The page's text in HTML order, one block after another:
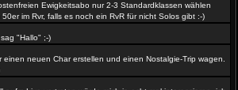
Ewigkeitsabo nur 2-3 Standardklassen wählen
im Rvr, falls es noch ein RvR für nicht Solos gibt :-)
"Hallo" ;-)
neuen Char erstellen und einen Nostalgie-Trip wagen.